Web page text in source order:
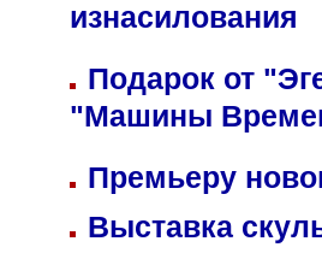
изнасилования
Подарок от
"Машины
Премьеру
Выставка